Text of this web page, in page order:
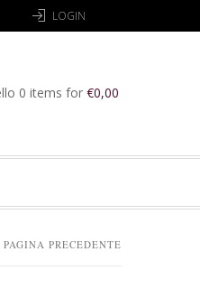
LOGIN
0 items for €0,00
PRECEDENTE